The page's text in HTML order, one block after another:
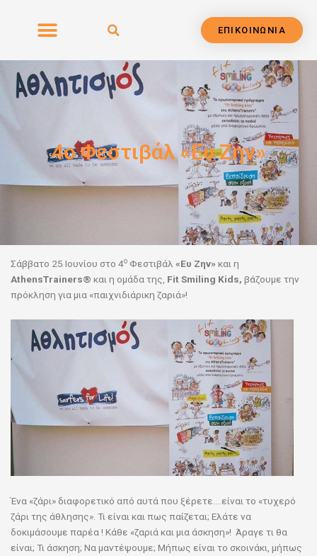
περιεχόμενο
ΕΠΙΚΟΙΝΩΝΙΑ
4ο Φεστιβάλ «Ευ Ζην»
Σάββατο 25 Ιουνίου στο 4ο Φεστιβάλ «Ευ Ζην» και η
AthensTrainers® και η ομάδα της, Fit Smiling Kids, βάζουμε την
πρόκληση για μια «παιχνιδιάρικη ζαριά»!
Ένα «ζάρι» διαφορετικό από αυτά που ξέρετε….είναι το «τυχερό
ζάρι της άθλησης». Τι είναι και πως παίζεται; Ελάτε να
δοκιμάσουμε παρέα ! Κάθε «ζαριά και μια άσκηση»! Άραγε τι θα
είναι; Τι άσκηση; Να μαντέψουμε; Μήπως είναι το σκοινάκι, μήπως